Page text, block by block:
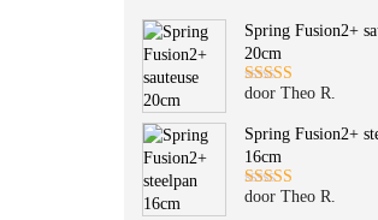
Spring Fusion2+
20cm
Gewaardeerd
door Theo R.
Spring Fusion2+
16cm
Gewaardeerd
door Theo R.